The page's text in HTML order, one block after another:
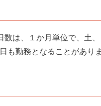
数は、１か月単位で、土
も勤務となることがありま